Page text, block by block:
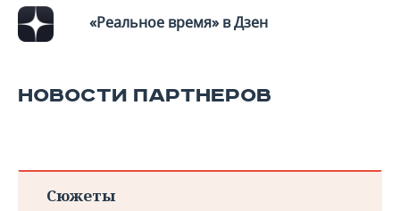
«Реальное время» в Дзен
НОВОСТИ ПАРТНЕРОВ
Сюжеты